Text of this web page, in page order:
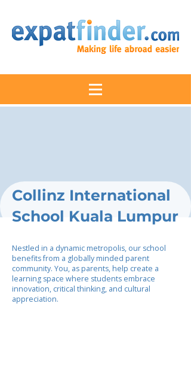
Collinz International
School Kuala Lumpur
Nestled in a dynamic metropolis, our school
benefits from a globally minded parent
community. You, as parents, help create a
learning space where students embrace
innovation, critical thinking, and cultural
appreciation.